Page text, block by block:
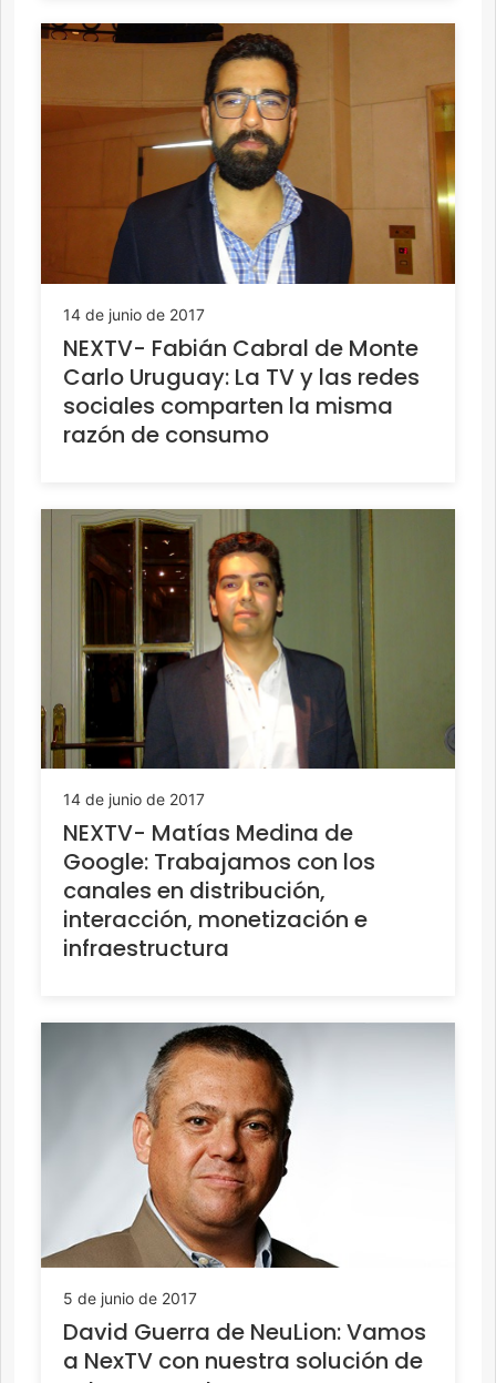
14 de junio de 2017
NEXTV- Fabián Cabral de Monte
Carlo Uruguay: La TV y las redes
sociales comparten la misma
razón de consumo
14 de junio de 2017
NEXTV- Matías Medina de
Google: Trabajamos con los
canales en distribución,
interacción, monetización e
infraestructura
5 de junio de 2017
David Guerra de NeuLion: Vamos
a NexTV con nuestra solución de